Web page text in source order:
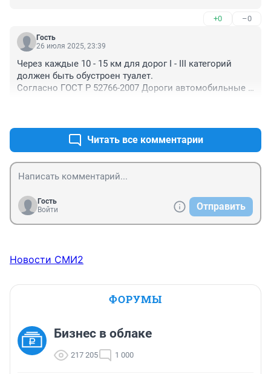
+0 –0
Гость
26 июля 2025, 23:39
Через каждые 10 - 15 км для дорог I - III категорий
должен быть обустроен туалет.
Согласно ГОСТ Р 52766-2007 Дороги автомобильные
дороге от Речного вокзала до Искитима?
Читать все комментарии
Гость
Войти
Отправить
Новости СМИ2
ФОРУМЫ
Бизнес в облаке
217 205 1 000